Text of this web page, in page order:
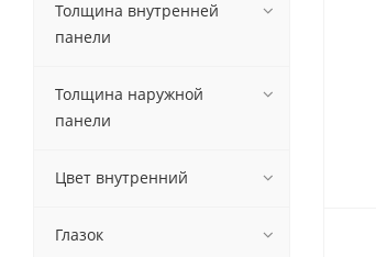
Толщина внутренней
панели
Толщина наружной
панели
Цвет внутренний
Глазок